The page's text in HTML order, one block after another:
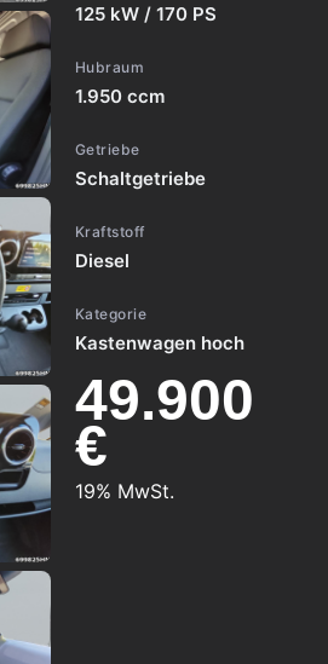
125 kW / 170 PS
Hubraum
1.950 ccm
Getriebe
Schaltgetriebe
Kraftstoff
Diesel
Kategorie
Kastenwagen hoch
49.900
€
19% MwSt.